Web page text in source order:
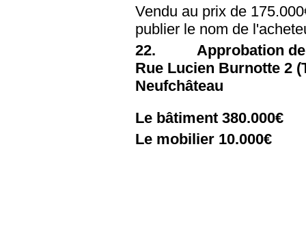
Vendu au prix de
publier le nom de
22. Approbation de
Rue Lucien Burnotte 2
Neufchâteau
Le bâtiment 380.000€
Le mobilier 10.000€